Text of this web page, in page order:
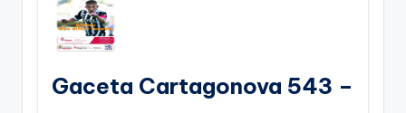
Gaceta Cartagonova 543 –